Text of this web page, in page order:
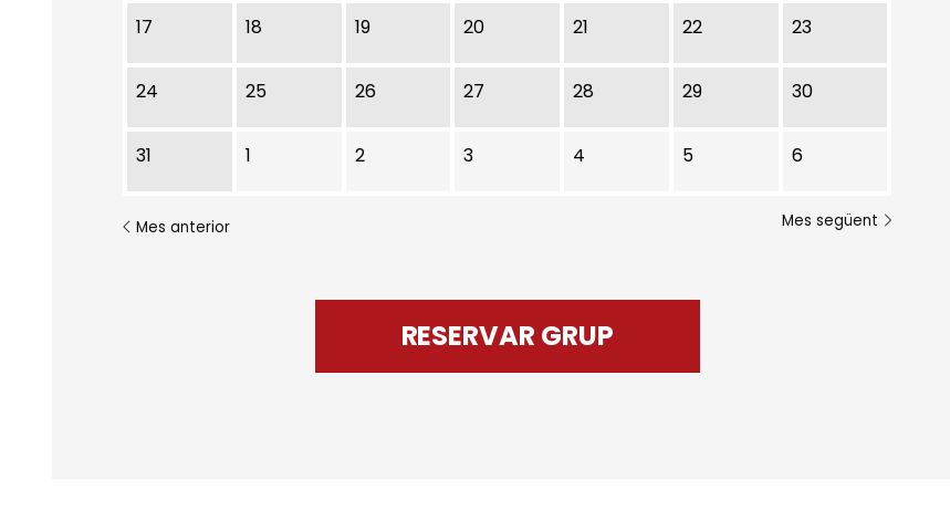
17 18 19 20 21 22 23
24 25 26 27 28 29 30
31 1 2 3 4 5 6
Mes anterior Mes següent
RESERVAR GRUP